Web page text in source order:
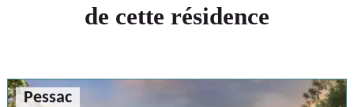
de cette résidence
Pessac